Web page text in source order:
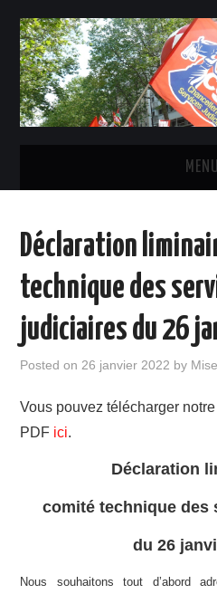
MENU
INSTANCES ET ÉLU-E-S CGT
STATUTS, DROITS ET OBLIGATIONS
Déclaration
technique des
judiciaires du 26
Posted on 26 janvier 2022 by
Vous pouvez télécharger
PDF ici.
Déclaration
comité technique des
du 26
Nous souhaitons tout d’abord